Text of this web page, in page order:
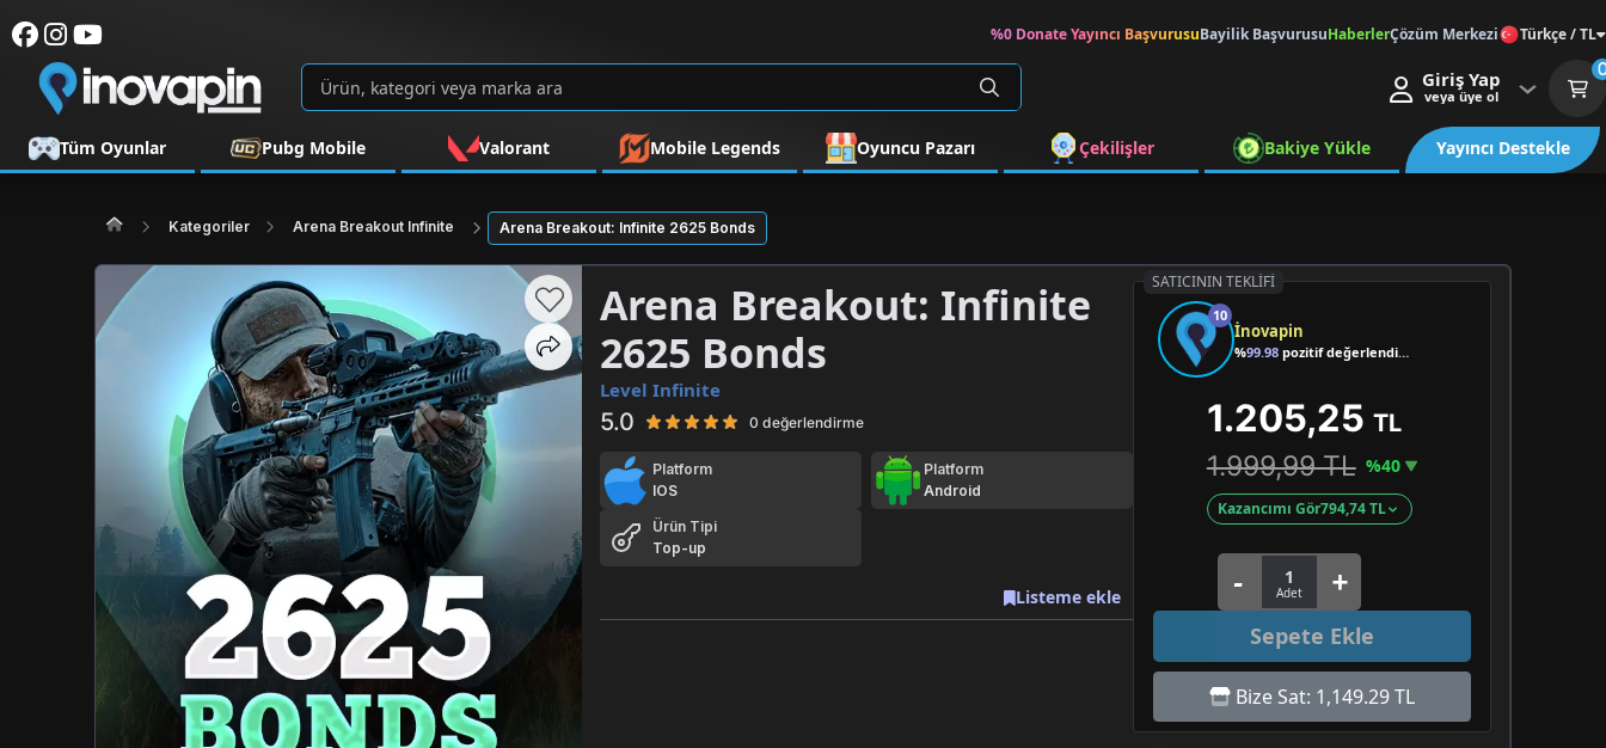
%0 Donate Yayıncı BaşvurusuBayilik BaşvurusuHaberlerÇözüm Merkezi Türkçe / TL
Giriş Yap
veya üye ol
Tüm Oyunlar Pubg Mobile Valorant Mobile Legends Oyuncu Pazarı Çekilişler Bakiye Yükle Yayıncı Destekle
Kategoriler Arena Breakout Infinite Arena Breakout: Infinite 2625 Bonds
Arena Breakout: Infinite
2625 Bonds
Level Infinite
5.0 0 değerlendirme
Platform
IOS
Platform
Android
Ürün Tipi
Top-up
Listeme ekle
SATICININ TEKLIFI
10
İnovapin
%99.98pozitif değerlendirme
1.205,25 TL
1.999,99 TL %40
Kazancımı Gör794,74 TL
Sepete Ekle
Bize Sat: 1,149.29 TL